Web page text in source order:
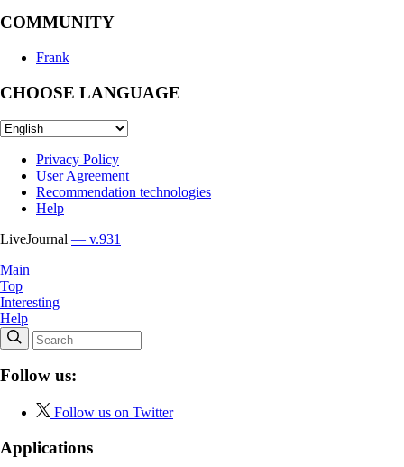
COMMUNITY
Frank
CHOOSE LANGUAGE
Privacy Policy
User Agreement
Recommendation technologies
Help
LiveJournal — v.931
Main
Top
Interesting
Help
Follow us:
Follow us on Twitter
Applications